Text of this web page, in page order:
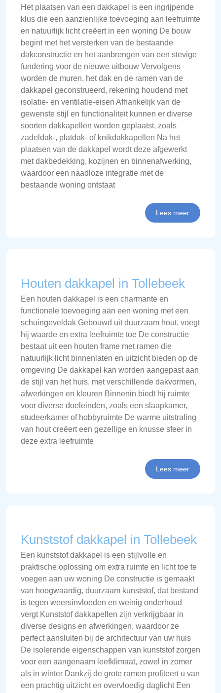
Het plaatsen van een dakkapel is een ingrijpende
klus die een aanzienlijke toevoeging aan leefruimte
en natuurlijk licht creëert in een woning De bouw
begint met het versterken van de bestaande
dakconstructie en het aanbrengen van een stevige
fundering voor de nieuwe uitbouw Vervolgens
worden de muren, het dak en de ramen van de
dakkapel geconstrueerd, rekening houdend met
isolatie- en ventilatie-eisen Afhankelijk van de
gewenste stijl en functionaliteit kunnen er diverse
soorten dakkapellen worden geplaatst, zoals
zadeldak-, platdak- of knikdakkapellen Na het
plaatsen van de dakkapel wordt deze afgewerkt
met dakbedekking, kozijnen en binnenafwerking,
waardoor een naadloze integratie met de
bestaande woning ontstaat
Lees meer
Houten dakkapel in Tollebeek
Een houten dakkapel is een charmante en
functionele toevoeging aan een woning met een
schuingeveldak Gebouwd uit duurzaam hout, voegt
hij waarde en extra leefruimte toe De constructie
bestaat uit een houten frame met ramen die
natuurlijk licht binnenlaten en uitzicht bieden op de
omgeving De dakkapel kan worden aangepast aan
de stijl van het huis, met verschillende dakvormen,
afwerkingen en kleuren Binnenin biedt hij ruimte
voor diverse doeleinden, zoals een slaapkamer,
studeerkamer of hobbyruimte De warme uitstraling
van hout creëert een gezellige en knusse sfeer in
deze extra leefruimte
Lees meer
Kunststof dakkapel in Tollebeek
Een kunststof dakkapel is een stijlvolle en
praktische oplossing om extra ruimte en licht toe te
voegen aan uw woning De constructie is gemaakt
van hoogwaardig, duurzaam kunststof, dat bestand
is tegen weersinvloeden en weinig onderhoud
vergt Kunststof dakkapellen zijn verkrijgbaar in
diverse designs en afwerkingen, waardoor ze
perfect aansluiten bij de architectuur van uw huis
De isolerende eigenschappen van kunststof zorgen
voor een aangenaam leefklimaat, zowel in zomer
als in winter Dankzij de grote ramen profiteert u van
een prachtig uitzicht en overvloedig daglicht Een